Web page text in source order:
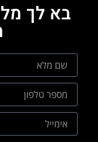
בא לך